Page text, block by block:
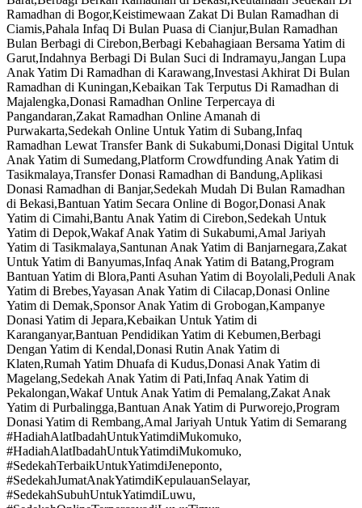
Ramadhan di Bogor,Keistimewaan Zakat Di Bulan Ramadhan di
Ciamis,Pahala Infaq Di Bulan Puasa di Cianjur,Bulan Ramadhan
Bulan Berbagi di Cirebon,Berbagi Kebahagiaan Bersama Yatim di
Garut,Indahnya Berbagi Di Bulan Suci di Indramayu,Jangan Lupa
Anak Yatim Di Ramadhan di Karawang,Investasi Akhirat Di Bulan
Ramadhan di Kuningan,Kebaikan Tak Terputus Di Ramadhan di
Majalengka,Donasi Ramadhan Online Terpercaya di
Pangandaran,Zakat Ramadhan Online Amanah di
Purwakarta,Sedekah Online Untuk Yatim di Subang,Infaq
Ramadhan Lewat Transfer Bank di Sukabumi,Donasi Digital Untuk
Anak Yatim di Sumedang,Platform Crowdfunding Anak Yatim di
Tasikmalaya,Transfer Donasi Ramadhan di Bandung,Aplikasi
Donasi Ramadhan di Banjar,Sedekah Mudah Di Bulan Ramadhan
di Bekasi,Bantuan Yatim Secara Online di Bogor,Donasi Anak
Yatim di Cimahi,Bantu Anak Yatim di Cirebon,Sedekah Untuk
Yatim di Depok,Wakaf Anak Yatim di Sukabumi,Amal Jariyah
Yatim di Tasikmalaya,Santunan Anak Yatim di Banjarnegara,Zakat
Untuk Yatim di Banyumas,Infaq Anak Yatim di Batang,Program
Bantuan Yatim di Blora,Panti Asuhan Yatim di Boyolali,Peduli Anak
Yatim di Brebes,Yayasan Anak Yatim di Cilacap,Donasi Online
Yatim di Demak,Sponsor Anak Yatim di Grobogan,Kampanye
Donasi Yatim di Jepara,Kebaikan Untuk Yatim di
Karanganyar,Bantuan Pendidikan Yatim di Kebumen,Berbagi
Dengan Yatim di Kendal,Donasi Rutin Anak Yatim di
Klaten,Rumah Yatim Dhuafa di Kudus,Donasi Anak Yatim di
Magelang,Sedekah Anak Yatim di Pati,Infaq Anak Yatim di
Pekalongan,Wakaf Untuk Anak Yatim di Pemalang,Zakat Anak
Yatim di Purbalingga,Bantuan Anak Yatim di Purworejo,Program
Donasi Yatim di Rembang,Amal Jariyah Untuk Yatim di Semarang
#HadiahAlatIbadahUntukYatimdiMukomuko,
#HadiahAlatIbadahUntukYatimdiMukomuko,
#SedekahTerbaikUntukYatimdiJeneponto,
#SedekahJumatAnakYatimdiKepulauanSelayar,
#SedekahSubuhUntukYatimdiLuwu,